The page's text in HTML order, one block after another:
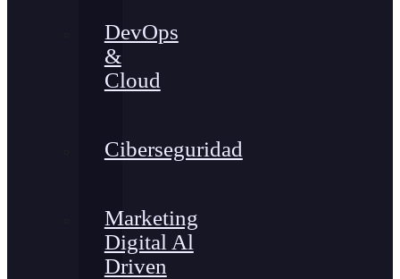
DevOps
&
Cloud
Ciberseguridad
Marketing
Digital Al
Driven